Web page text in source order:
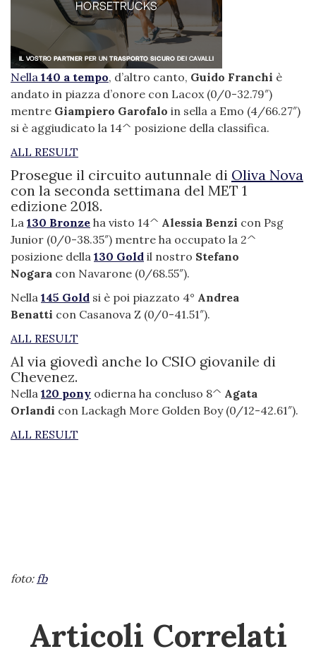
Nella 140 a tempo, d’altro canto, Guido Franchi è
andato in piazza d’onore con Lacox (0/0-32.79″)
mentre Giampiero Garofalo in sella a Emo (4/66.27″)
si è aggiudicato la 14^ posizione della classifica.
ALL RESULT
Prosegue il circuito autunnale di Oliva Nova
con la seconda settimana del MET 1
edizione 2018.
La 130 Bronze ha visto 14^ Alessia Benzi con Psg
Junior (0/0-38.35″) mentre ha occupato la 2^
posizione della 130 Gold il nostro Stefano
Nogara con Navarone (0/68.55″).
Nella 145 Gold si è poi piazzato 4° Andrea
Benatti con Casanova Z (0/0-41.51″).
ALL RESULT
Al via giovedì anche lo CSIO giovanile di
Chevenez.
Nella 120 pony odierna ha concluso 8^ Agata
Orlandi con Lackagh More Golden Boy (0/12-42.61″).
ALL RESULT
foto: fb
Articoli Correlati